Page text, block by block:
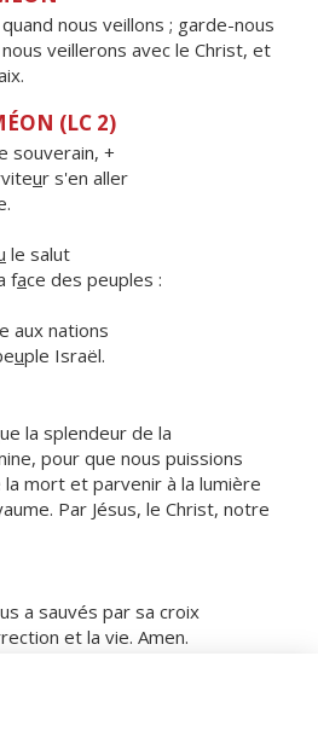
nous veillons ; garde-nous
veillerons avec le Christ, et
(LC 2)
souverain, +
ur s'en aller
le salut
face des peuples :
aux nations
uple Israël.
la splendeur de la
pour que nous puissions
la mort et parvenir à la lumière
Par Jésus, le Christ, notre
a sauvés par sa croix
et la vie. Amen.
DE TA MISÉRICORDE